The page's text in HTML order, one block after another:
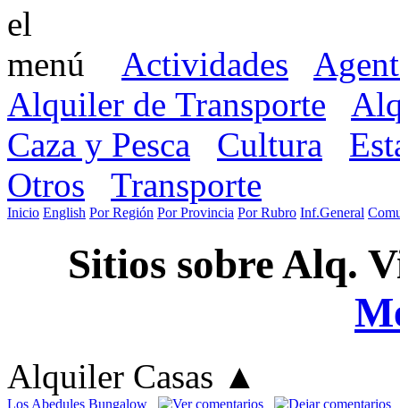
Actividades
Alquiler de Transporte
Caza y Pesca
Cultura
Otros
Transporte
Inicio English Por Región Por Provincia Por Rubro Inf.General
Sitios sobre Alq.
Alquiler Casas ▲
Los Abedules Bungalow